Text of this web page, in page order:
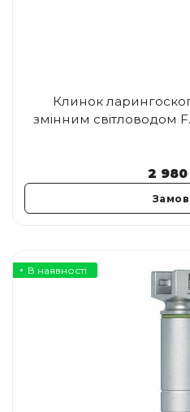
Клинок
змінним світловодом
2 980
В наявності